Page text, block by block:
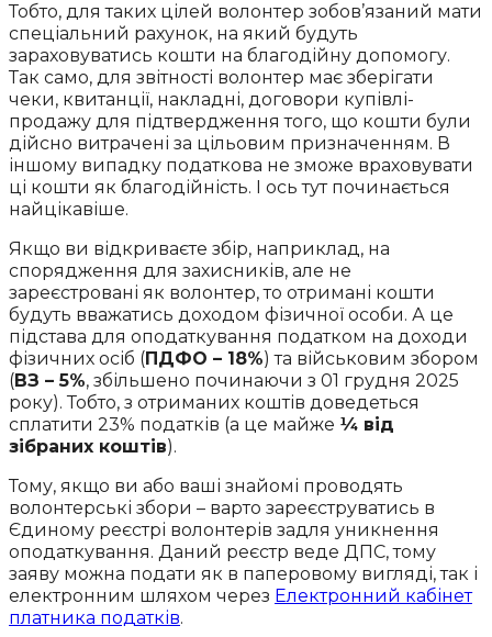
Тобто, для таких цілей волонтер зобов’язаний мати
спеціальний рахунок, на який будуть
зараховуватись кошти на благодійну допомогу.
Так само, для звітності волонтер має зберігати
чеки, квитанції, накладні, договори купівлі-
продажу для підтвердження того, що кошти були
дійсно витрачені за цільовим призначенням. В
іншому випадку податкова не зможе враховувати
ці кошти як благодійність. І ось тут починається
найцікавіше.
Якщо ви відкриваєте збір, наприклад, на
спорядження для захисників, але не
зареєстровані як волонтер, то отримані кошти
будуть вважатись доходом фізичної особи. А це
підстава для оподаткування податком на доходи
фізичних осіб (ПДФО – 18%) та військовим збором
(ВЗ – 5%, збільшено починаючи з 01 грудня 2025
року). Тобто, з отриманих коштів доведеться
сплатити 23% податків (а це майже ¼ від
зібраних коштів).
Тому, якщо ви або ваші знайомі проводять
волонтерські збори – варто зареєструватись в
Єдиному реєстрі волонтерів задля уникнення
оподаткування. Даний реєстр веде ДПС, тому
заяву можна подати як в паперовому вигляді, так і
електронним шляхом через Електронний кабінет
платника податків.